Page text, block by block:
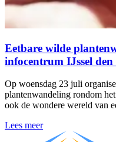
Eetbare wilde
infocentrum IJssel
Op woensdag 23 juli
plantenwandeling rondom
ook de wondere wereld van
Lees meer